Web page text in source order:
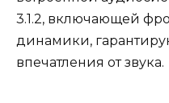
3.1.2, включающей
динамики,
впечатления от звука.